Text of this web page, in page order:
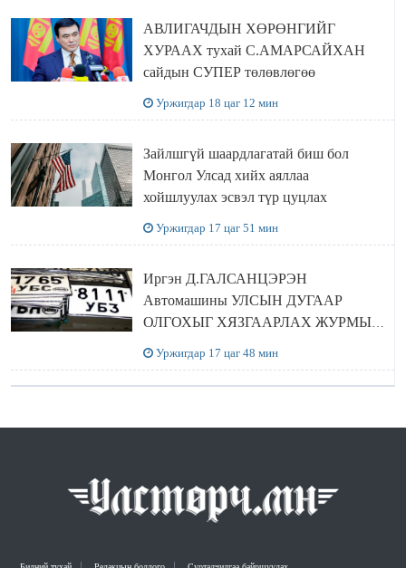
АВЛИГАЧДЫН ХӨРӨНГИЙГ
ХУРААХ тухай С.АМАРСАЙХАН
сайдын СУПЕР төлөвлөгөө
Уржигдар 18 цаг 12 мин
Зайлшгүй шаардлагатай биш бол
Монгол Улсад хийх аяллаа
хойшлуулах эсвэл түр цуцлах
Уржигдар 17 цаг 51 мин
Иргэн Д.ГАЛСАНЦЭРЭН
Автомашины УЛСЫН ДУГААР
ОЛГОХЫГ ХЯЗГААРЛАХ ЖУРМЫГ
ЦУЦЛУУЛАХ санал гаргажээ
Уржигдар 17 цаг 48 мин